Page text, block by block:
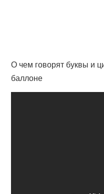
О чем говорят буквы и
баллоне